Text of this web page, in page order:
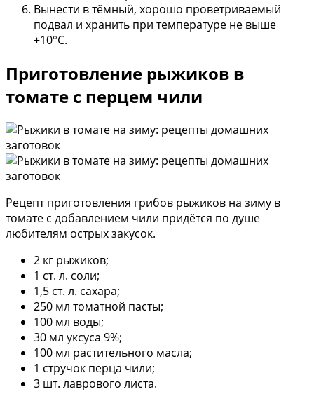
Вынести в тёмный, хорошо проветриваемый
подвал и хранить при температуре не выше
+10°С.
Приготовление рыжиков в
томате с перцем чили
Рецепт приготовления грибов рыжиков на зиму в
томате с добавлением чили придётся по душе
любителям острых закусок.
2 кг рыжиков;
1 ст. л. соли;
1,5 ст. л. сахара;
250 мл томатной пасты;
100 мл воды;
30 мл уксуса 9%;
100 мл растительного масла;
1 стручок перца чили;
3 шт. лаврового листа.